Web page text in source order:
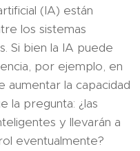
(IA) están
los sistemas
Si bien la IA puede
por ejemplo, en
aumentar la capacidad
la pregunta: ¿las
y llevarán a
eventualmente?